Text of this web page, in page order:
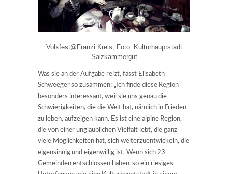
Volxfest@Franzi Kreis, Foto: Kulturhauptstadt
Salzkammergut
Was sie an der Aufgabe reizt, fasst Elisabeth
Schweeger so zusammen: „Ich finde diese Region
besonders interessant, weil sie uns genau die
Schwierigkeiten, die die Welt hat, nämlich in Frieden
zu leben, aufzeigen kann. Es ist eine alpine Region,
die von einer unglaublichen Vielfalt lebt, die ganz
viele Möglichkeiten hat, sich weiterzuentwickeln, die
eigensinnig und eigenwillig ist. Wenn sich 23
Gemeinden entschlossen haben, so ein riesiges